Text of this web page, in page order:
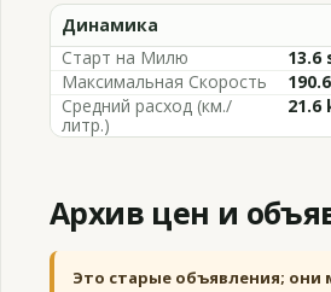
Динамика
Старт на Милю
13.6
Максимальная Скорость
Средний расход (км./
литр.)
Архив цен и
Это старые объявления; они